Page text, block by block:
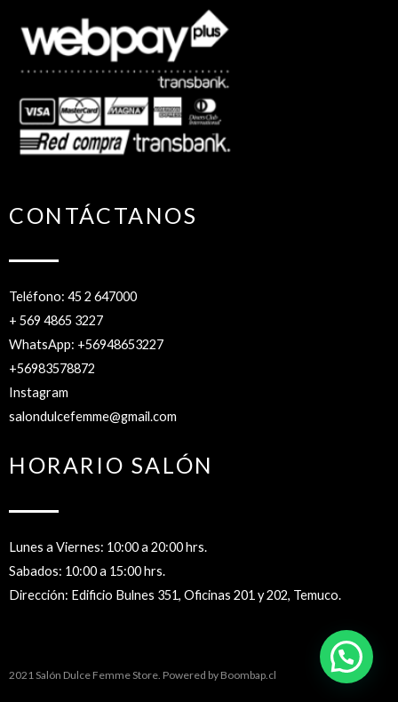
CONTÁCTANOS
Teléfono: 45 2 647000
+ 569 4865 3227
WhatsApp: +56948653227
+56983578872
Instagram
salondulcefemme@gmail.com
HORARIO SALÓN
Lunes a Viernes: 10:00 a 20:00 hrs.
Sabados: 10:00 a 15:00 hrs.
Dirección: Edificio Bulnes 351, Oficinas 201 y 202, Temuco.
2021 Salón Dulce Femme Store. Powered by Boombap.cl